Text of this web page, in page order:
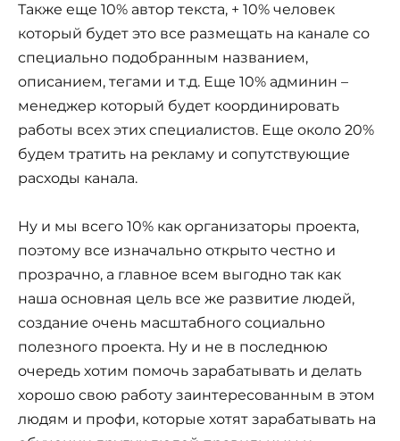
Также еще 10% автор текста, + 10% человек
который будет это все размещать на канале со
специально подобранным названием,
описанием, тегами и т.д. Еще 10% админин –
менеджер который будет координировать
работы всех этих специалистов. Еще около 20%
будем тратить на рекламу и сопутствующие
расходы канала.
Ну и мы всего 10% как организаторы проекта,
поэтому все изначально открыто честно и
прозрачно, а главное всем выгодно так как
наша основная цель все же развитие людей,
создание очень масштабного социально
полезного проекта. Ну и не в последнюю
очередь хотим помочь зарабатывать и делать
хорошо свою работу заинтересованным в этом
людям и профи, которые хотят зарабатывать на